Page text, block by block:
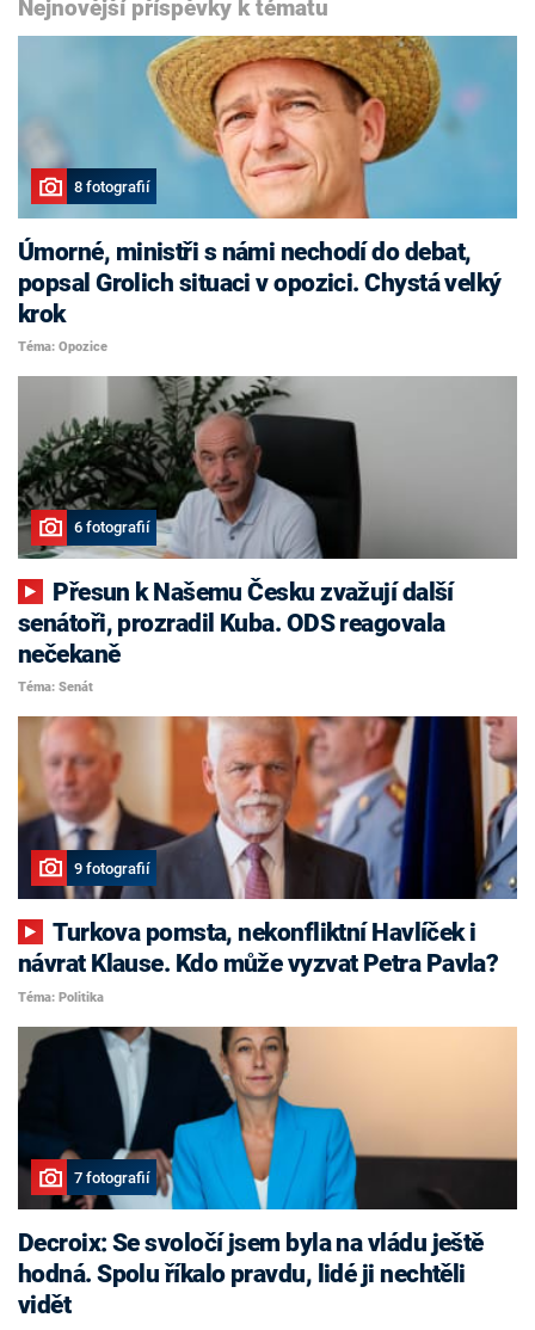
Nejnovější příspěvky k tématu
8 fotografií
Úmorné, ministři s námi nechodí do debat,
popsal Grolich situaci v opozici. Chystá velký
krok
Téma: Opozice
6 fotografií
senátoři, prozradil Kuba. ODS reagovala
nečekaně
Téma: Senát
9 fotografií
Turkova pomsta, nekonfliktní Havlíček i
návrat Klause. Kdo může vyzvat Petra Pavla?
Téma: Politika
7 fotografií
Decroix: Se svoločí jsem byla na vládu ještě
hodná. Spolu říkalo pravdu, lidé ji nechtěli
vidět